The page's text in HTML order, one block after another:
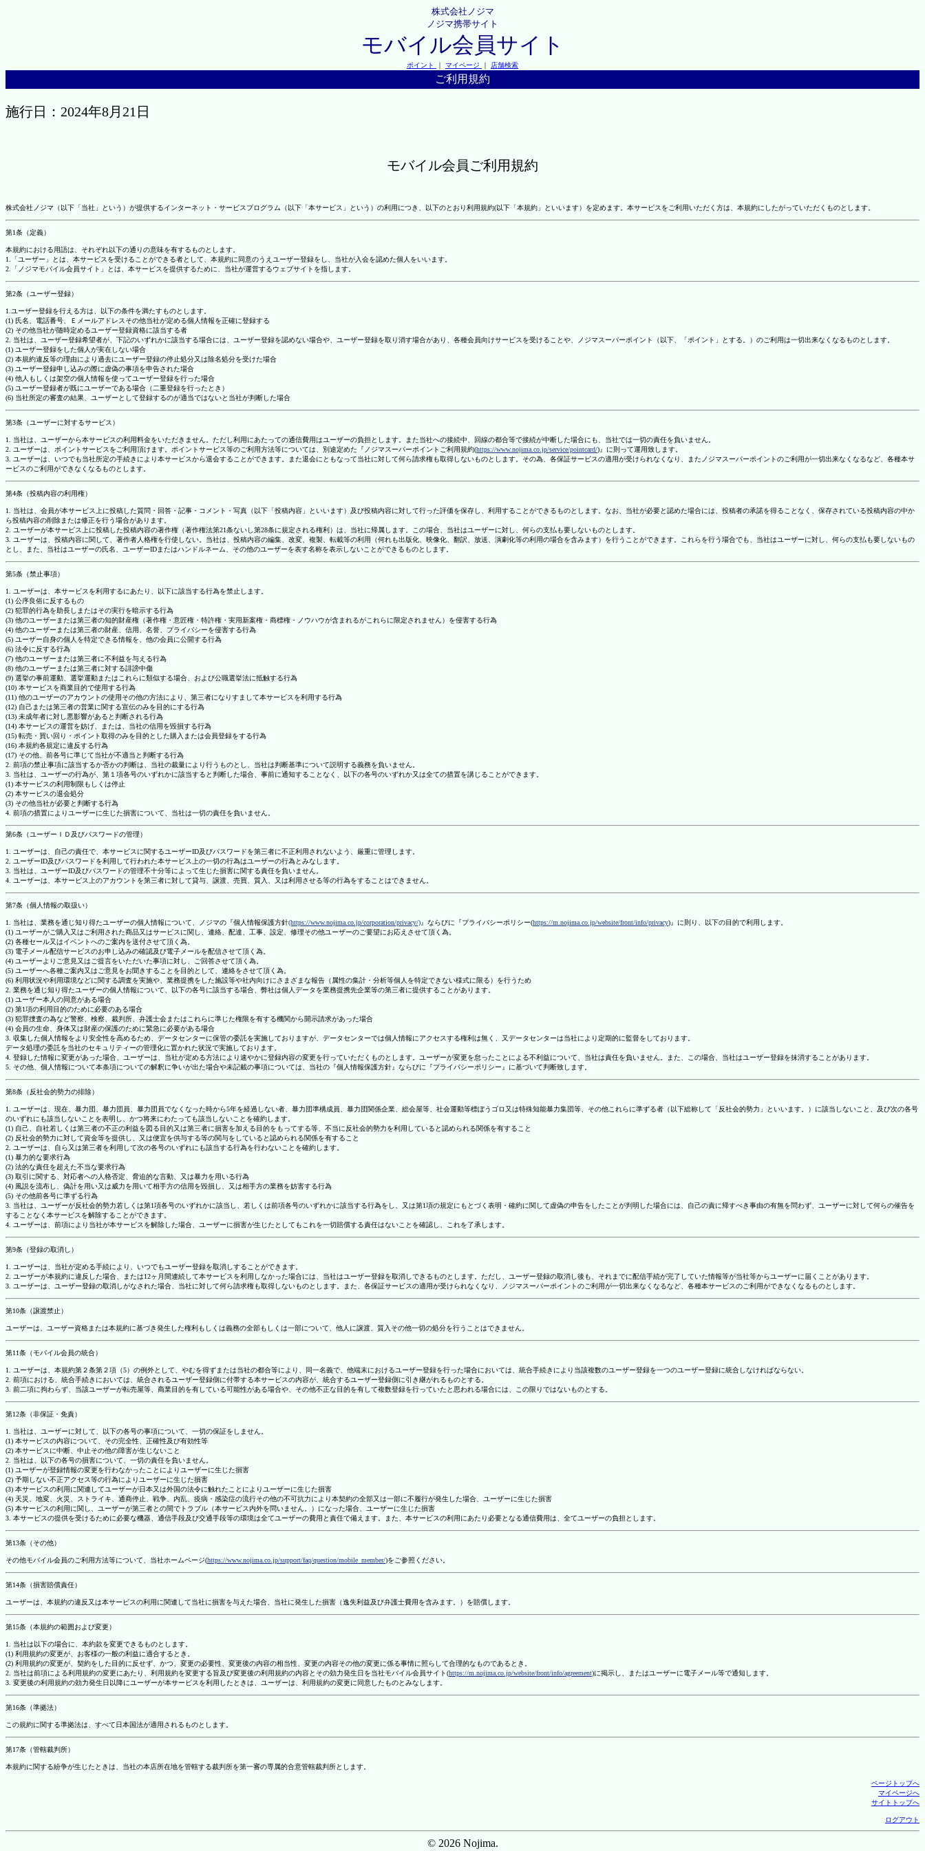
株式会社ノジマ
ノジマ携帯サイト
モバイル会員サイト
ポイント ｜ マイページ ｜ 店舗検索
ご利用規約
施行日：2024年8月21日
モバイル会員ご利用規約
株式会社ノジマ（以下「当社」という）が提供するインターネット・サービスプログラム（以下「本サービス」という）の利用につき、以下のとおり利用規約(以下「本規約」といいます）を定めます。本サービスをご利用いただく方は、本規約にしたがっていただくものとします。
第1条（定義）
本規約における用語は、それぞれ以下の通りの意味を有するものとします。
1.「ユーザー」とは、本サービスを受けることができる者として、本規約に同意のうえユーザー登録をし、当社が入会を認めた個人をいいます。
2.「ノジマモバイル会員サイト」とは、本サービスを提供するために、当社が運営するウェブサイトを指します。
第2条（ユーザー登録）
1.ユーザー登録を行える方は、以下の条件を満たすものとします。
(1) 氏名、電話番号、Ｅメールアドレスその他当社が定める個人情報を正確に登録する
(2) その他当社が随時定めるユーザー登録資格に該当する者
2. 当社は、ユーザー登録希望者が、下記のいずれかに該当する場合には、ユーザー登録を認めない場合や、ユーザー登録を取り消す場合があり、各種会員向けサービスを受けることや、ノジマスーパーポイント（以下、「ポイント」とする。）のご利用は一切出来なくなるものとします。
(1) ユーザー登録をした個人が実在しない場合
(2) 本規約違反等の理由により過去にユーザー登録の停止処分又は除名処分を受けた場合
(3) ユーザー登録申し込みの際に虚偽の事項を申告された場合
(4) 他人もしくは架空の個人情報を使ってユーザー登録を行った場合
(5) ユーザー登録者が既にユーザーである場合（二重登録を行ったとき）
(6) 当社所定の審査の結果、ユーザーとして登録するのが適当ではないと当社が判断した場合
第3条（ユーザーに対するサービス）
1. 当社は、ユーザーから本サービスの利用料金をいただきません。ただし利用にあたっての通信費用はユーザーの負担とします。また当社への接続中、回線の都合等で接続が中断した場合にも、当社では一切の責任を負いません。
2. ユーザーは、ポイントサービスをご利用頂けます。ポイントサービス等のご利用方法等については、別途定めた『ノジマスーパーポイントご利用規約(https://www.nojima.co.jp/service/pointcard/)』に則って運用致します。
3. ユーザーは、いつでも当社所定の手続きにより本サービスから退会することができます。また退会にともなって当社に対して何ら請求権も取得しないものとします。その為、各保証サービスの適用が受けられなくなり、またノジマスーパーポイントのご利用が一切出来なくなるなど、各種本サ
ービスのご利用ができなくなるものとします。
第4条（投稿内容の利用権）
1. 当社は、会員が本サービス上に投稿した質問・回答・記事・コメント・写真（以下「投稿内容」といいます）及び投稿内容に対して行った評価を保存し、利用することができるものとします。なお、当社が必要と認めた場合には、投稿者の承諾を得ることなく、保存されている投稿内容の中か
ら投稿内容の削除または修正を行う場合があります。
2. ユーザーが本サービス上に投稿した投稿内容の著作権（著作権法第21条ないし第28条に規定される権利）は、当社に帰属します。この場合、当社はユーザーに対し、何らの支払も要しないものとします。
3. ユーザーは、投稿内容に関して、著作者人格権を行使しない。当社は、投稿内容の編集、改変、複製、転載等の利用（何れも出版化、映像化、翻訳、放送、演劇化等の利用の場合を含みます）を行うことができます。これらを行う場合でも、当社はユーザーに対し、何らの支払も要しないもの
とし、また、当社はユーザーの氏名、ユーザーIDまたはハンドルネーム、その他のユーザーを表す名称を表示しないことができるものとします。
第5条（禁止事項）
1. ユーザーは、本サービスを利用するにあたり、以下に該当する行為を禁止します。
(1) 公序良俗に反するもの
(2) 犯罪的行為を助長しまたはその実行を暗示する行為
(3) 他のユーザーまたは第三者の知的財産権（著作権・意匠権・特許権・実用新案権・商標権・ノウハウが含まれるがこれらに限定されません）を侵害する行為
(4) 他のユーザーまたは第三者の財産、信用、名誉、プライバシーを侵害する行為
(5) ユーザー自身の個人を特定できる情報を、他の会員に公開する行為
(6) 法令に反する行為
(7) 他のユーザーまたは第三者に不利益を与える行為
(8) 他のユーザーまたは第三者に対する誹謗中傷
(9) 選挙の事前運動、選挙運動またはこれらに類似する場合、および公職選挙法に抵触する行為
(10) 本サービスを商業目的で使用する行為
(11) 他のユーザーのアカウントの使用その他の方法により、第三者になりすまして本サービスを利用する行為
(12) 自己または第三者の営業に関する宣伝のみを目的にする行為
(13) 未成年者に対し悪影響があると判断される行為
(14) 本サービスの運営を妨げ、または、当社の信用を毀損する行為
(15) 転売・買い回り・ポイント取得のみを目的とした購入または会員登録をする行為
(16) 本規約各規定に違反する行為
(17) その他、前各号に準じて当社が不適当と判断する行為
2. 前項の禁止事項に該当するか否かの判断は、当社の裁量により行うものとし、当社は判断基準について説明する義務を負いません。
3. 当社は、ユーザーの行為が、第１項各号のいずれかに該当すると判断した場合、事前に通知することなく、以下の各号のいずれか又は全ての措置を講じることができます。
(1) 本サービスの利用制限もしくは停止
(2) 本サービスの退会処分
(3) その他当社が必要と判断する行為
4. 前項の措置によりユーザーに生じた損害について、当社は一切の責任を負いません。
第6条（ユーザーＩＤ及びパスワードの管理）
1. ユーザーは、自己の責任で、本サービスに関するユーザーID及びパスワードを第三者に不正利用されないよう、厳重に管理します。
2. ユーザーID及びパスワードを利用して行われた本サービス上の一切の行為はユーザーの行為とみなします。
3. 当社は、ユーザーID及びパスワードの管理不十分等によって生じた損害に関する責任を負いません。
4. ユーザーは、本サービス上のアカウントを第三者に対して貸与、譲渡、売買、質入、又は利用させる等の行為をすることはできません。
第7条（個人情報の取扱い）
1. 当社は、業務を通じ知り得たユーザーの個人情報について、ノジマの『個人情報保護方針(https://www.nojima.co.jp/corporation/privacy/)』ならびに『プライバシーポリシー(https://m.nojima.co.jp/website/front/info/privacy)』に則り、以下の目的で利用します。
(1) ユーザーがご購入又はご利用された商品又はサービスに関し、連絡、配達、工事、設定、修理その他ユーザーのご要望にお応えさせて頂く為。
(2) 各種セール又はイベントへのご案内を送付させて頂く為。
(3) 電子メール配信サービスのお申し込みの確認及び電子メールを配信させて頂く為。
(4) ユーザーよりご意見又はご提言をいただいた事項に対し、ご回答させて頂く為。
(5) ユーザーへ各種ご案内又はご意見をお聞きすることを目的として、連絡をさせて頂く為。
(6) 利用状況や利用環境などに関する調査を実施や、業務提携をした施設等や社内向けにさまざまな報告（属性の集計・分析等個人を特定できない様式に限る）を行うため
2. 業務を通じ知り得たユーザーの個人情報について、以下の各号に該当する場合、弊社は個人データを業務提携先企業等の第三者に提供することがあります。
(1) ユーザー本人の同意がある場合
(2) 第1項の利用目的のために必要のある場合
(3) 犯罪捜査の為など警察、検察、裁判所、弁護士会またはこれらに準じた権限を有する機関から開示請求があった場合
(4) 会員の生命、身体又は財産の保護のために緊急に必要がある場合
3. 収集した個人情報をより安全性を高めるため、データセンターに保管の委託を実施しておりますが、データセンターでは個人情報にアクセスする権利は無く、又データセンターは当社により定期的に監督をしております。
データ処理の委託を当社のセキュリティーの管理化に置かれた状況で実施しております。
4. 登録した情報に変更があった場合、ユーザーは、当社が定める方法により速やかに登録内容の変更を行っていただくものとします。ユーザーが変更を怠ったことによる不利益について、当社は責任を負いません。また、この場合、当社はユーザー登録を抹消することがあります。
5. その他、個人情報について本条項についての解釈に争いが出た場合や未記載の事項については、当社の『個人情報保護方針』ならびに『プライバシーポリシー』に基づいて判断致します。
第8条（反社会的勢力の排除）
1. ユーザーは、現在、暴力団、暴力団員、暴力団員でなくなった時から5年を経過しない者、暴力団準構成員、暴力団関係企業、総会屋等、社会運動等標ぼうゴロ又は特殊知能暴力集団等、その他これらに準ずる者（以下総称して「反社会的勢力」といいます。）に該当しないこと、及び次の各号
のいずれにも該当しないことを表明し、かつ将来にわたっても該当しないことを確約します。
(1) 自己、自社若しくは第三者の不正の利益を図る目的又は第三者に損害を加える目的をもってする等、不当に反社会的勢力を利用していると認められる関係を有すること
(2) 反社会的勢力に対して資金等を提供し、又は便宜を供与する等の関与をしていると認められる関係を有すること
2. ユーザーは、自ら又は第三者を利用して次の各号のいずれにも該当する行為を行わないことを確約します。
(1) 暴力的な要求行為
(2) 法的な責任を超えた不当な要求行為
(3) 取引に関する、対応者への人格否定、脅迫的な言動、又は暴力を用いる行為
(4) 風説を流布し、偽計を用い又は威力を用いて相手方の信用を毀損し、又は相手方の業務を妨害する行為
(5) その他前各号に準ずる行為
3. 当社は、ユーザーが反社会的勢力若しくは第1項各号のいずれかに該当し、若しくは前項各号のいずれかに該当する行為をし、又は第1項の規定にもとづく表明・確約に関して虚偽の申告をしたことが判明した場合には、自己の責に帰すべき事由の有無を問わず、ユーザーに対して何らの催告を
することなく本サービスを解除することができます。
4. ユーザーは、前項により当社が本サービスを解除した場合、ユーザーに損害が生じたとしてもこれを一切賠償する責任はないことを確認し、これを了承します。
第9条（登録の取消し）
1. ユーザーは、当社が定める手続により、いつでもユーザー登録を取消しすることができます。
2. ユーザーが本規約に違反した場合、または12ヶ月間連続して本サービスを利用しなかった場合には、当社はユーザー登録を取消しできるものとします。ただし、ユーザー登録の取消し後も、それまでに配信手続が完了していた情報等が当社等からユーザーに届くことがあります。
3. ユーザーは、ユーザー登録の取消しがなされた場合、当社に対して何ら請求権も取得しないものとします。また、各保証サービスの適用が受けられなくなり、ノジマスーパーポイントのご利用が一切出来なくなるなど、各種本サービスのご利用ができなくなるものとします。
第10条（譲渡禁止）
ユーザーは、ユーザー資格または本規約に基づき発生した権利もしくは義務の全部もしくは一部について、他人に譲渡、質入その他一切の処分を行うことはできません。
第11条（モバイル会員の統合）
1. ユーザーは、本規約第２条第２項（5）の例外として、やむを得ずまたは当社の都合等により、同一名義で、他端末におけるユーザー登録を行った場合においては、統合手続きにより当該複数のユーザー登録を一つのユーザー登録に統合しなければならない。
2. 前項における、統合手続きにおいては、統合されるユーザー登録側に付帯する本サービスの内容が、統合するユーザー登録側に引き継がれるものとする。
3. 前二項に拘わらず、当該ユーザーが転売屋等、商業目的を有している可能性がある場合や、その他不正な目的を有して複数登録を行っていたと思われる場合には、この限りではないものとする。
第12条（非保証・免責）
1. 当社は、ユーザーに対して、以下の各号の事項について、一切の保証をしません。
(1) 本サービスの内容について、その完全性、正確性及び有効性等
(2) 本サービスに中断、中止その他の障害が生じないこと
2. 当社は、以下の各号の損害について、一切の責任を負いません。
(1) ユーザーが登録情報の変更を行わなかったことによりユーザーに生じた損害
(2) 予期しない不正アクセス等の行為によりユーザーに生じた損害
(3) 本サービスの利用に関連してユーザーが日本又は外国の法令に触れたことによりユーザーに生じた損害
(4) 天災、地変、火災、ストライキ、通商停止、戦争、内乱、疫病・感染症の流行その他の不可抗力により本契約の全部又は一部に不履行が発生した場合、ユーザーに生じた損害
(5) 本サービスの利用に関し、ユーザーが第三者との間でトラブル（本サービス内外を問いません。）になった場合、ユーザーに生じた損害
3. 本サービスの提供を受けるために必要な機器、通信手段及び交通手段等の環境は全てユーザーの費用と責任で備えます。また、本サービスの利用にあたり必要となる通信費用は、全てユーザーの負担とします。
第13条（その他）
その他モバイル会員のご利用方法等について、当社ホームページ(https://www.nojima.co.jp/support/faq/question/mobile_member/)をご参照ください。
第14条（損害賠償責任）
ユーザーは、本規約の違反又は本サービスの利用に関連して当社に損害を与えた場合、当社に発生した損害（逸失利益及び弁護士費用を含みます。）を賠償します。
第15条（本規約の範囲および変更）
1. 当社は以下の場合に、本約款を変更できるものとします。
(1) 利用規約の変更が、お客様の一般の利益に適合するとき。
(2) 利用規約の変更が、契約をした目的に反せず、かつ、変更の必要性、変更後の内容の相当性、変更の内容その他の変更に係る事情に照らして合理的なものであるとき。
2. 当社は前項による利用規約の変更にあたり、利用規約を変更する旨及び変更後の利用規約の内容とその効力発生日を当社モバイル会員サイト(https://m.nojima.co.jp/website/front/info/agreement)に掲示し、またはユーザーに電子メール等で通知します。
3. 変更後の利用規約の効力発生日以降にユーザーが本サービスを利用したときは、ユーザーは、利用規約の変更に同意したものとみなします。
第16条（準拠法）
この規約に関する準拠法は、すべて日本国法が適用されるものとします。
第17条（管轄裁判所）
本規約に関する紛争が生じたときは、当社の本店所在地を管轄する裁判所を第一審の専属的合意管轄裁判所とします。
ページトップへ
マイページへ
サイトトップへ
ログアウト
© 2026 Nojima.